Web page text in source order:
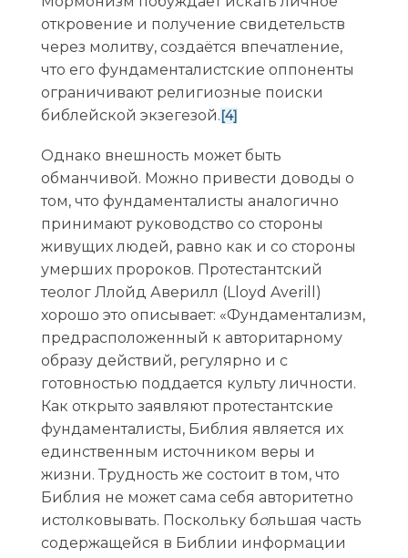
откровение и получение свидетельств
через молитву, создаётся впечатление,
что его фундаменталистские оппоненты
ограничивают религиозные поиски
библейской экзегезой.[4]
Однако внешность может быть
обманчивой. Можно привести доводы о
том, что фундаменталисты аналогично
принимают руководство со стороны
живущих людей, равно как и со стороны
умерших пророков. Протестантский
теолог Ллойд Аверилл (Lloyd Averill)
хорошо это описывает: «Фундаментализм,
предрасположенный к авторитарному
образу действий, регулярно и с
готовностью поддается культу личности.
Как открыто заявляют протестантские
фундаменталисты, Библия является их
единственным источником веры и
жизни. Трудность же состоит в том, что
Библия не может сама себя авторитетно
истолковывать. Поскольку большая часть
содержащейся в Библии информации